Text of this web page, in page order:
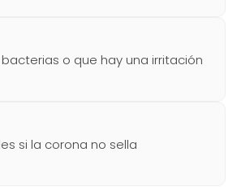
o que hay una irritación
si la corona no sella